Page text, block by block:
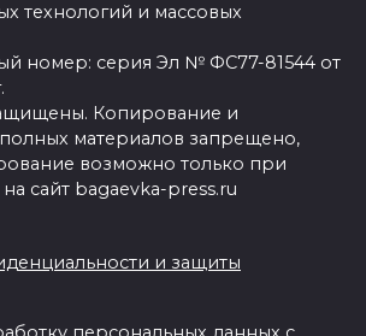
технологий и массовых
номер: серия Эл № ФС77-81544 от
Копирование и
материалов запрещено,
возможно только при
сайт bagaevka-press.ru
и защиты